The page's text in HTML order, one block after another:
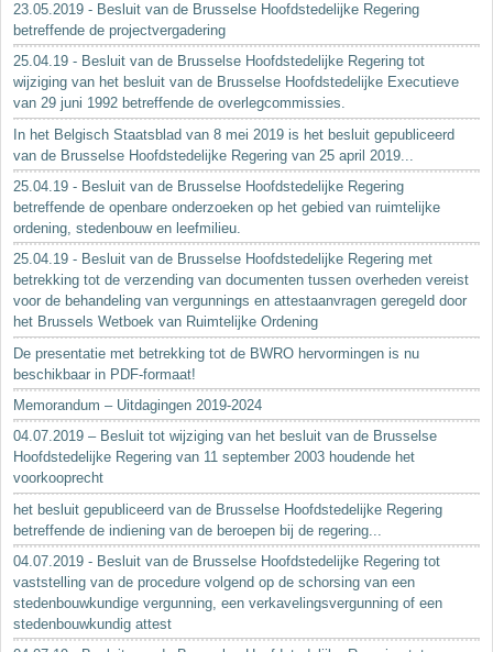
23.05.2019 - Besluit van de Brusselse Hoofdstedelijke Regering
betreffende de projectvergadering
25.04.19 - Besluit van de Brusselse Hoofdstedelijke Regering tot
wijziging van het besluit van de Brusselse Hoofdstedelijke Executieve
van 29 juni 1992 betreffende de overlegcommissies.
In het Belgisch Staatsblad van 8 mei 2019 is het besluit gepubliceerd
van de Brusselse Hoofdstedelijke Regering van 25 april 2019...
25.04.19 - Besluit van de Brusselse Hoofdstedelijke Regering
betreffende de openbare onderzoeken op het gebied van ruimtelijke
ordening, stedenbouw en leefmilieu.
25.04.19 - Besluit van de Brusselse Hoofdstedelijke Regering met
betrekking tot de verzending van documenten tussen overheden vereist
voor de behandeling van vergunnings en attestaanvragen geregeld door
het Brussels Wetboek van Ruimtelijke Ordening
De presentatie met betrekking tot de BWRO hervormingen is nu
beschikbaar in PDF-formaat!
Memorandum – Uitdagingen 2019-2024
04.07.2019 – Besluit tot wijziging van het besluit van de Brusselse
Hoofdstedelijke Regering van 11 september 2003 houdende het
voorkooprecht
het besluit gepubliceerd van de Brusselse Hoofdstedelijke Regering
betreffende de indiening van de beroepen bij de regering...
04.07.2019 - Besluit van de Brusselse Hoofdstedelijke Regering tot
vaststelling van de procedure volgend op de schorsing van een
stedenbouwkundige vergunning, een verkavelingsvergunning of een
stedenbouwkundig attest